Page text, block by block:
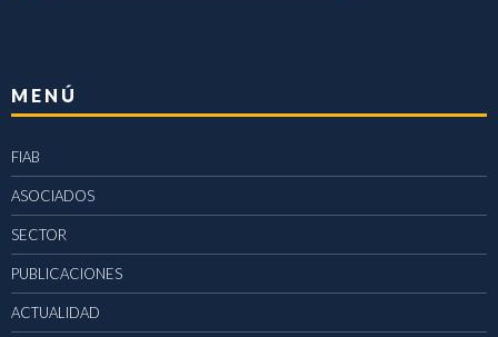
MENÚ
FIAB
ASOCIADOS
SECTOR
PUBLICACIONES
ACTUALIDAD